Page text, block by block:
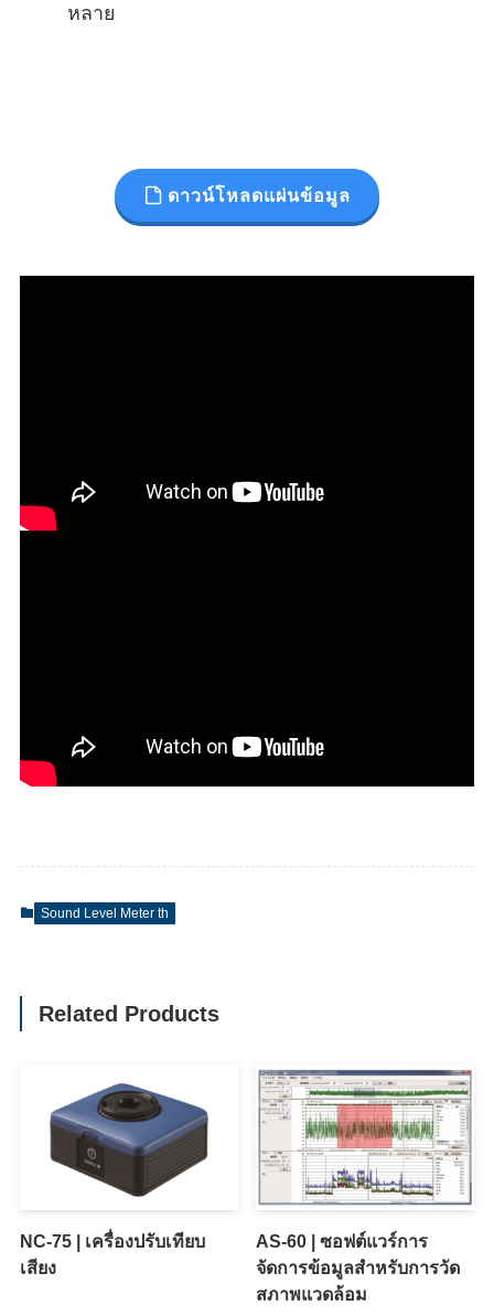
หลาย
ดาวน์โหลดแผ่นข้อมูล
Sound Level Meter th
Related Products
NC-75 | เครื่องปรับเทียบ
เสียง
AS-60 | ซอฟต์แวร์การ
จัดการข้อมูลสำหรับการวัด
สภาพแวดล้อม